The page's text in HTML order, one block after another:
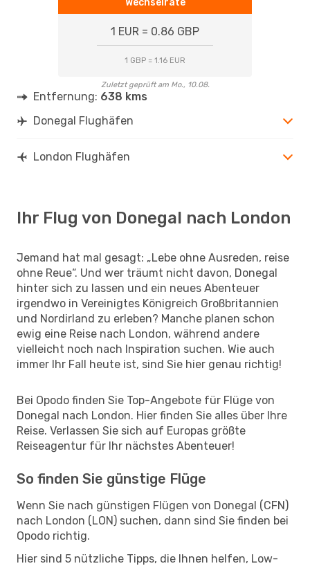
1 EUR = 0.86 GBP
1 GBP = 1.16 EUR
Zuletzt geprüft am Mo., 10.08.
Entfernung: 638 kms
Donegal Flughäfen
London Flughäfen
Ihr Flug von Donegal nach London
Jemand hat mal gesagt: „Lebe ohne Ausreden, reise
ohne Reue“. Und wer träumt nicht davon, Donegal
hinter sich zu lassen und ein neues Abenteuer
irgendwo in Vereinigtes Königreich Großbritannien
und Nordirland zu erleben? Manche planen schon
ewig eine Reise nach London, während andere
vielleicht noch nach Inspiration suchen. Wie auch
immer Ihr Fall heute ist, sind Sie hier genau richtig!
Bei Opodo finden Sie Top-Angebote für Flüge von
Donegal nach London. Hier finden Sie alles über Ihre
Reise. Verlassen Sie sich auf Europas größte
Reiseagentur für Ihr nächstes Abenteuer!
So finden Sie günstige Flüge
Wenn Sie nach günstigen Flügen von Donegal (CFN)
nach London (LON) suchen, dann sind Sie finden bei
Opodo richtig.
Hier sind 5 nützliche Tipps, die Ihnen helfen, Low-